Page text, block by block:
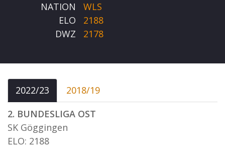
NATION
WLS
ELO
2188
DWZ
2178
2022/23
2018/19
2. BUNDESLIGA OST
SK Göggingen
ELO: 2188